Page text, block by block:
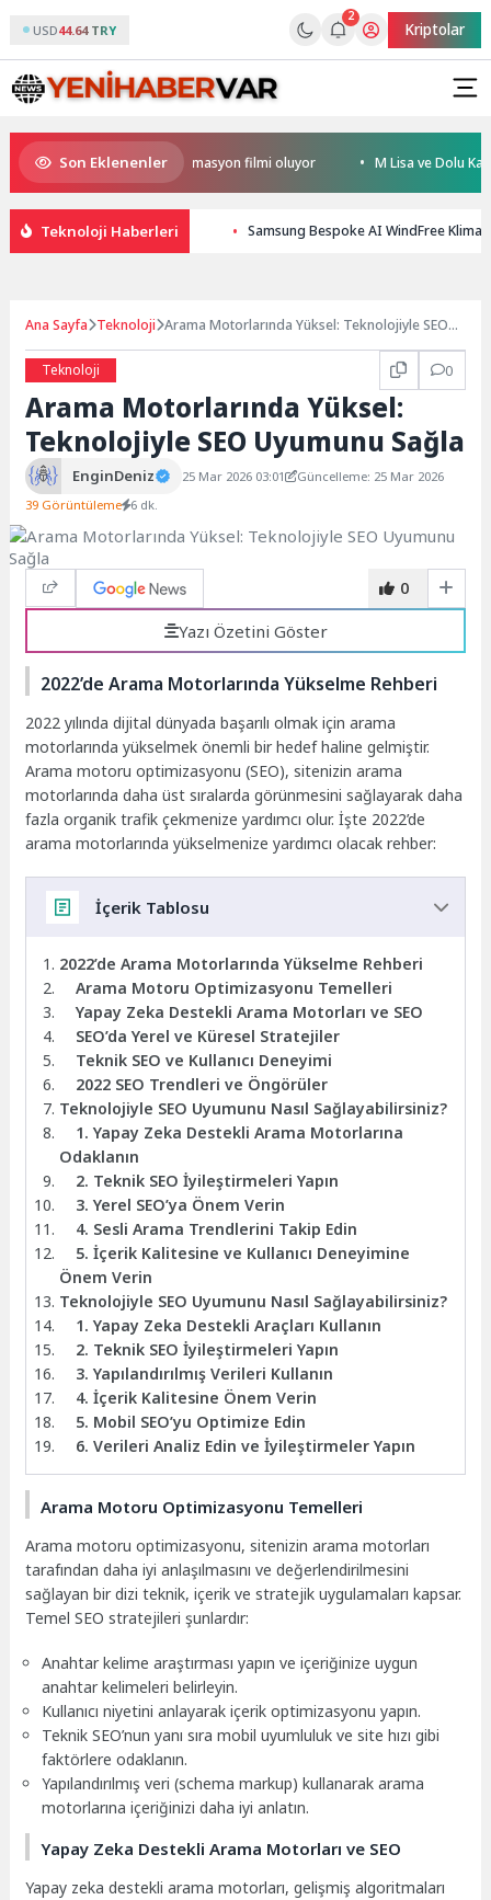
USD44.64 TRY
2
Kriptolar
Son Eklenenler
ilk IMAX® animasyon filmi oluyor M Lisa ve Dolu Kadehi
Teknoloji Haberleri Samsung Bespoke AI WindFree
Ana Sayfa Teknoloji Arama Motorlarında Yüksel: Teknolojiyle SEO
Teknoloji
0
Arama Motorlarında Yüksel:
Teknolojiyle SEO Uyumunu Sağla
EnginDeniz 25 Mar 2026 03:01
Güncelleme: 25 Mar 2026
39 Görüntüleme 6 dk.
0
Yazı Özetini Göster
2022’de Arama Motorlarında Yükselme Rehberi
2022 yılında dijital dünyada başarılı olmak için arama
motorlarında yükselmek önemli bir hedef haline gelmiştir.
Arama motoru optimizasyonu (SEO), sitenizin arama
motorlarında daha üst sıralarda görünmesini sağlayarak daha
fazla organik trafik çekmenize yardımcı olur. İşte 2022’de
arama motorlarında yükselmenize yardımcı olacak rehber:
İçerik Tablosu
2022’de Arama Motorlarında Yükselme Rehberi
Arama Motoru Optimizasyonu Temelleri
Yapay Zeka Destekli Arama Motorları ve SEO
SEO’da Yerel ve Küresel Stratejiler
Teknik SEO ve Kullanıcı Deneyimi
2022 SEO Trendleri ve Öngörüler
Teknolojiyle SEO Uyumunu Nasıl Sağlayabilirsiniz?
1. Yapay Zeka Destekli Arama Motorlarına
Odaklanın
2. Teknik SEO İyileştirmeleri Yapın
3. Yerel SEO’ya Önem Verin
4. Sesli Arama Trendlerini Takip Edin
5. İçerik Kalitesine ve Kullanıcı Deneyimine
Önem Verin
Teknolojiyle SEO Uyumunu Nasıl Sağlayabilirsiniz?
1. Yapay Zeka Destekli Araçları Kullanın
2. Teknik SEO İyileştirmeleri Yapın
3. Yapılandırılmış Verileri Kullanın
4. İçerik Kalitesine Önem Verin
5. Mobil SEO’yu Optimize Edin
6. Verileri Analiz Edin ve İyileştirmeler Yapın
Arama Motoru Optimizasyonu Temelleri
Arama motoru optimizasyonu, sitenizin arama motorları
tarafından daha iyi anlaşılmasını ve değerlendirilmesini
sağlayan bir dizi teknik, içerik ve stratejik uygulamaları kapsar.
Temel SEO stratejileri şunlardır:
Anahtar kelime araştırması yapın ve içeriğinize uygun
anahtar kelimeleri belirleyin.
Kullanıcı niyetini anlayarak içerik optimizasyonu yapın.
Teknik SEO’nun yanı sıra mobil uyumluluk ve site hızı gibi
faktörlere odaklanın.
Yapılandırılmış veri (schema markup) kullanarak arama
motorlarına içeriğinizi daha iyi anlatın.
Yapay Zeka Destekli Arama Motorları ve SEO
Yapay zeka destekli arama motorları, gelişmiş algoritmaları